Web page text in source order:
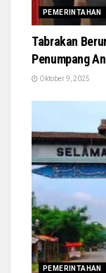
PEMERINTAHAN
Tabrakan
Penumpang
Oktober 9, 2025
PEMERINTAHAN